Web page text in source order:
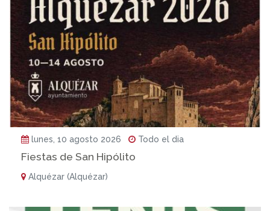
lunes, 10 agosto 2026 Todo el dia
Fiestas de San Hipólito
Alquézar (Alquézar)